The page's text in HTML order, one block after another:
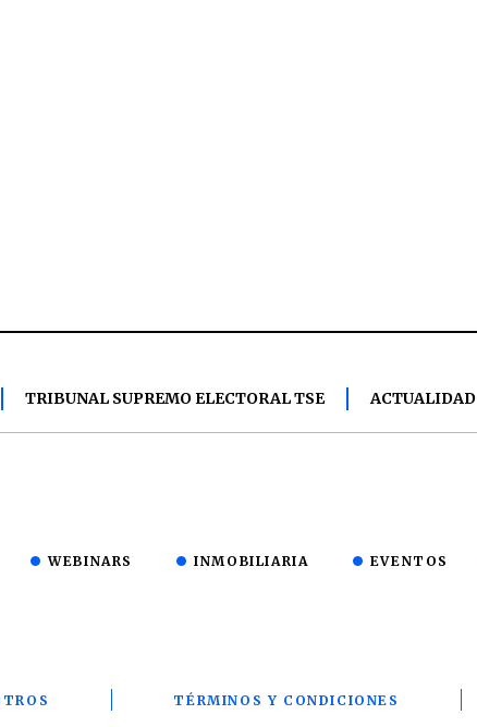
TRIBUNAL SUPREMO ELECTORAL TSE ACTUALIDAD
WEBINARS INMOBILIARIA EVENTOS
TÉRMINOS Y CONDICIONES